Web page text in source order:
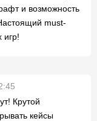
и возможность
must-
игр!
Крутой
кейсы